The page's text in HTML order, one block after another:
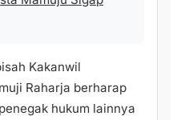
Kakanwil
Raharja berharap
hukum lainnya